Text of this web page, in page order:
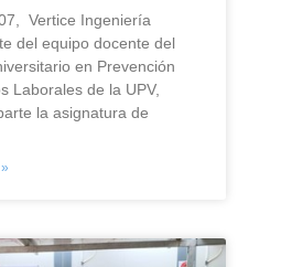
Vertice Ingeniería
del equipo docente del
en Prevención
Laborales de la UPV,
la asignatura de